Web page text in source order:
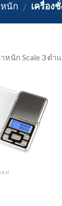
หนัก / เครื่อง
หนัก Scale 3 ต
Wishlist
ลป